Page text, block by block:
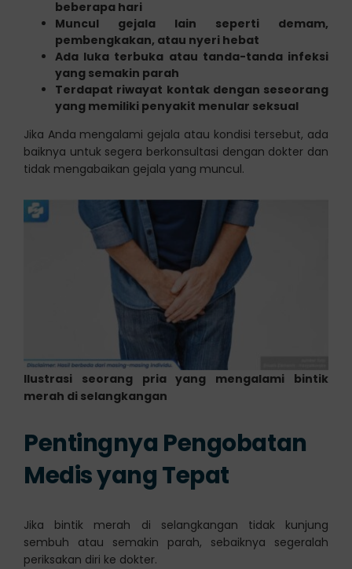
beberapa hari
Muncul gejala lain seperti demam,
pembengkakan, atau nyeri hebat
Ada luka terbuka atau tanda-tanda infeksi
yang semakin parah
Terdapat riwayat kontak dengan seseorang
yang memiliki penyakit menular seksual
Jika Anda mengalami gejala atau kondisi tersebut, ada
baiknya untuk segera berkonsultasi dengan dokter dan
tidak mengabaikan gejala yang muncul.
Ilustrasi seorang pria yang mengalami bintik
merah di selangkangan
Pentingnya Pengobatan
Medis yang Tepat
Jika bintik merah di selangkangan tidak kunjung
sembuh atau semakin parah, sebaiknya segeralah
periksakan diri ke dokter.